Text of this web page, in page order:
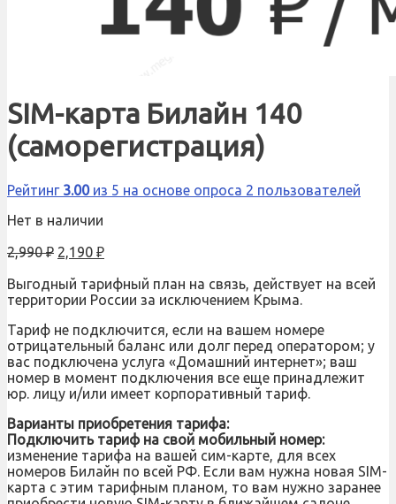
SIM-карта Билайн 140
(саморегистрация)
Рейтинг 3.00из 5 на основе опроса 2 пользователей
Нет в наличии
2,990₽ 2,190 ₽
Выгодный тарифный план на связь, действует на всей
территории России за исключением Крыма.
Тариф не подключится, если на вашем номере
отрицательный баланс или долг перед оператором; у
вас подключена услуга «Домашний интернет»; ваш
номер в момент подключения все еще принадлежит
юр. лицу и/или имеет корпоративный тариф.
Варианты приобретения тарифа:
Подключить тариф на свой мобильный номер:
изменение тарифа на вашей сим-карте, для всех
номеров Билайн по всей РФ. Если вам нужна новая SIM-
карта с этим тарифным планом, то вам нужно заранее